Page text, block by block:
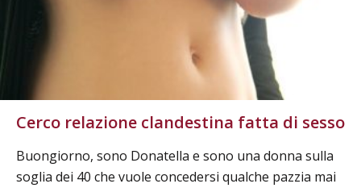
Cerco relazione clandestina fatta di sesso
Buongiorno, sono Donatella e sono una donna sulla
soglia dei 40 che vuole concedersi qualche pazzia mai